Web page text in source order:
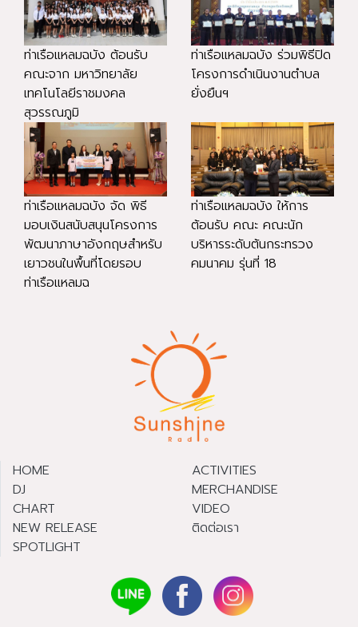
ท่าเรือแหลมฉบัง ต้อนรับ
คณะจาก มหาวิทยาลัย
เทคโนโลยีราชมงคล
สุวรรณภูมิ
ท่าเรือแหลมฉบัง ร่วมพิธีปิด
โครงการดำเนินงานตำบล
ยั่งยืนฯ
ท่าเรือแหลมฉบัง จัด พิธี
มอบเงินสนับสนุนโครงการ
พัฒนาภาษาอังกฤษสำหรับ
เยาวชนในพื้นที่โดยรอบ
ท่าเรือแหลมฉ
ท่าเรือแหลมฉบัง ให้การ
ต้อนรับ คณะ คณะนัก
บริหารระดับต้นกระทรวง
คมนาคม รุ่นที่ 18
HOME
DJ
CHART
NEW RELEASE
SPOTLIGHT
ACTIVITIES
MERCHANDISE
VIDEO
ติดต่อเรา